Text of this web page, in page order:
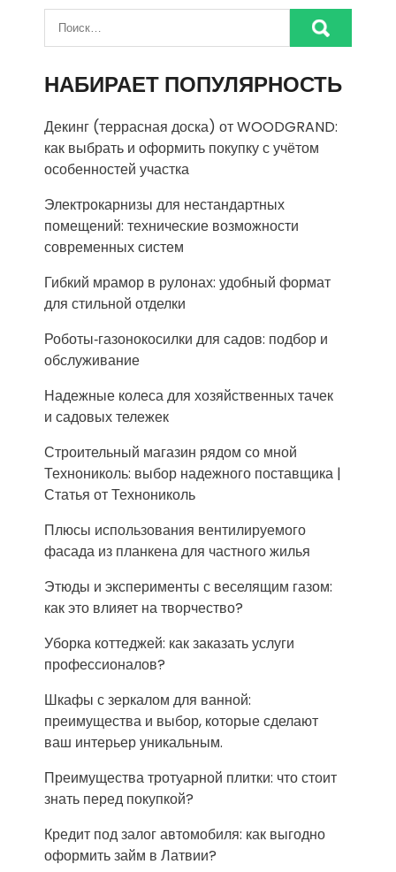
НАБИРАЕТ ПОПУЛЯРНОСТЬ
Декинг (террасная доска) от WOODGRAND:
как выбрать и оформить покупку с учётом
особенностей участка
Электрокарнизы для нестандартных
помещений: технические возможности
современных систем
Гибкий мрамор в рулонах: удобный формат
для стильной отделки
Роботы‑газонокосилки для садов: подбор и
обслуживание
Надежные колеса для хозяйственных тачек
и садовых тележек
Строительный магазин рядом со мной
Технониколь: выбор надежного поставщика |
Статья от Технониколь
Плюсы использования вентилируемого
фасада из планкена для частного жилья
Этюды и эксперименты с веселящим газом:
как это влияет на творчество?
Уборка коттеджей: как заказать услуги
профессионалов?
Шкафы с зеркалом для ванной:
преимущества и выбор, которые сделают
ваш интерьер уникальным.
Преимущества тротуарной плитки: что стоит
знать перед покупкой?
Кредит под залог автомобиля: как выгодно
оформить займ в Латвии?